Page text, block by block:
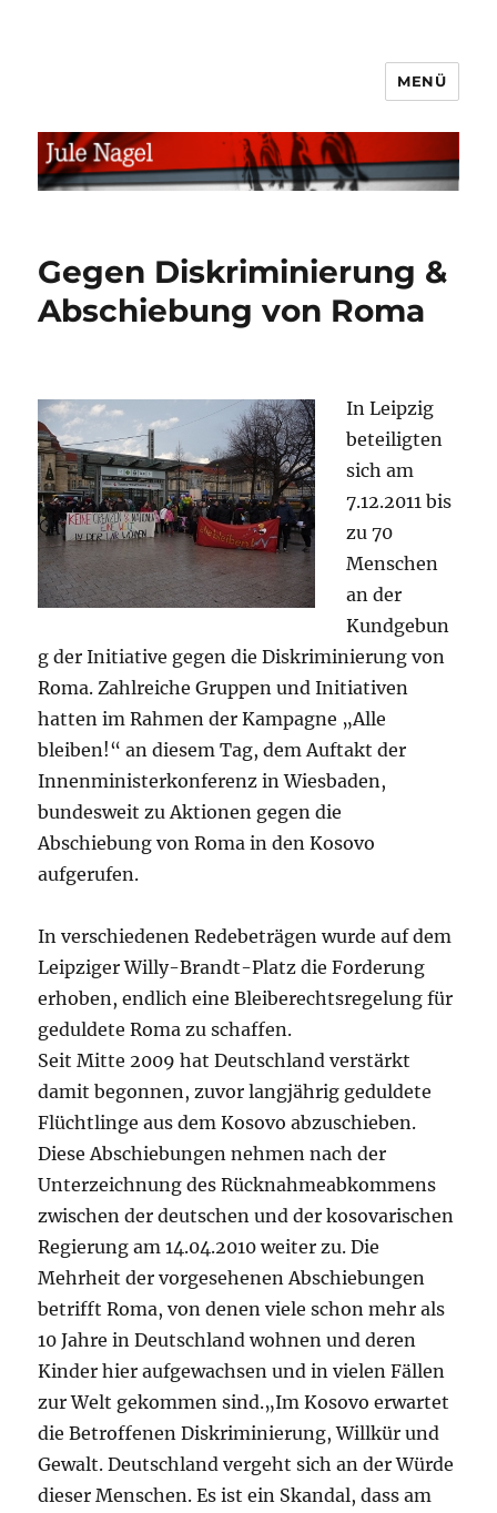
MENÜ
Gegen Diskriminierung &
Abschiebung von Roma
In Leipzig
beteiligten
sich am
7.12.2011 bis
zu 70
Menschen
an der
Kundgebun
g der Initiative gegen die Diskriminierung von
Roma. Zahlreiche Gruppen und Initiativen
hatten im Rahmen der Kampagne „Alle
bleiben!“ an diesem Tag, dem Auftakt der
Innenministerkonferenz in Wiesbaden,
bundesweit zu Aktionen gegen die
Abschiebung von Roma in den Kosovo
aufgerufen.
In verschiedenen Redebeträgen wurde auf dem
Leipziger Willy-Brandt-Platz die Forderung
erhoben, endlich eine Bleiberechtsregelung für
geduldete Roma zu schaffen.
Seit Mitte 2009 hat Deutschland verstärkt
damit begonnen, zuvor langjährig geduldete
Flüchtlinge aus dem Kosovo abzuschieben.
Diese Abschiebungen nehmen nach der
Unterzeichnung des Rücknahmeabkommens
zwischen der deutschen und der kosovarischen
Regierung am 14.04.2010 weiter zu. Die
Mehrheit der vorgesehenen Abschiebungen
betrifft Roma, von denen viele schon mehr als
10 Jahre in Deutschland wohnen und deren
Kinder hier aufgewachsen und in vielen Fällen
zur Welt gekommen sind.„Im Kosovo erwartet
die Betroffenen Diskriminierung, Willkür und
Gewalt. Deutschland vergeht sich an der Würde
dieser Menschen. Es ist ein Skandal, dass am